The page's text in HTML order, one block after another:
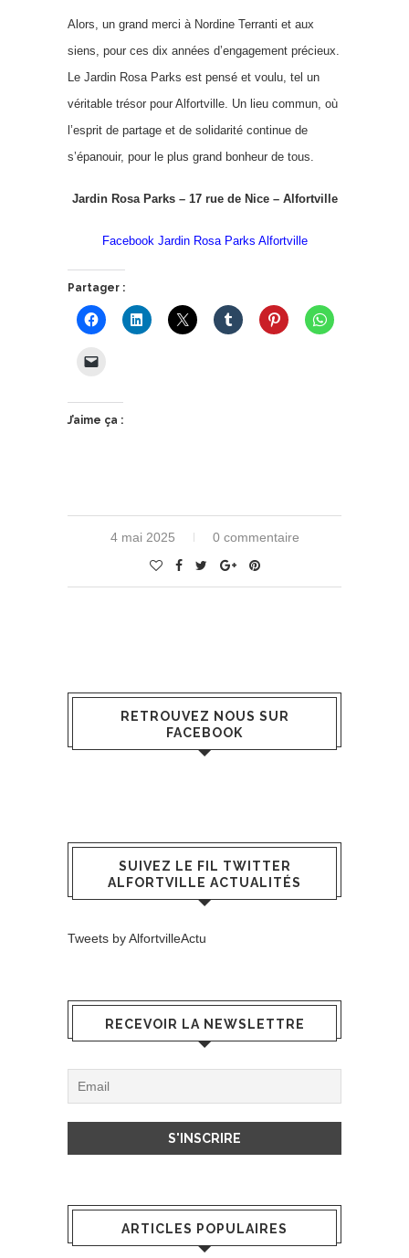
Alors, un grand merci à Nordine Terranti et aux
siens, pour ces dix années d’engagement précieux.
Le Jardin Rosa Parks est pensé et voulu, tel un
véritable trésor pour Alfortville. Un lieu commun, où
l’esprit de partage et de solidarité continue de
s’épanouir, pour le plus grand bonheur de tous.
Jardin Rosa Parks – 17 rue de Nice – Alfortville
Facebook Jardin Rosa Parks Alfortville
Partager :
J’aime ça :
4 mai 2025 0 commentaire
RETROUVEZ NOUS SUR
FACEBOOK
SUIVEZ LE FIL TWITTER
ALFORTVILLE ACTUALITÉS
Tweets by AlfortvilleActu
RECEVOIR LA NEWSLETTRE
ARTICLES POPULAIRES